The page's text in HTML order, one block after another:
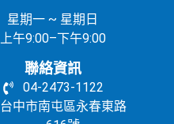
星期一 ~ 星期日
上午9:00–下午9:00
聯絡資訊
04-2473-1122
台中市南屯區永春東路